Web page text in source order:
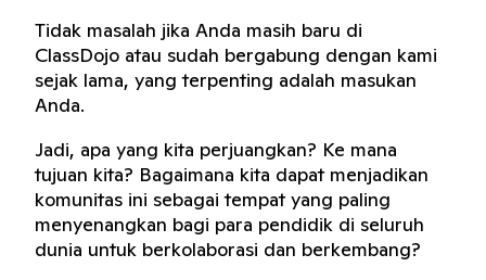
Tidak masalah jika Anda masih baru di
ClassDojo atau sudah bergabung dengan kami
sejak lama, yang terpenting adalah masukan
Anda.
Jadi, apa yang kita perjuangkan? Ke mana
tujuan kita? Bagaimana kita dapat menjadikan
komunitas ini sebagai tempat yang paling
menyenangkan bagi para pendidik di seluruh
dunia untuk berkolaborasi dan berkembang?